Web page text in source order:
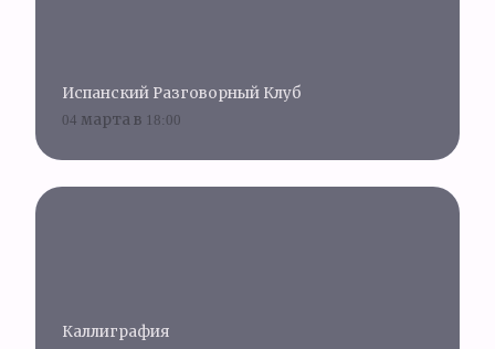
Испанский Разговорный Клуб
04 марта в 18:00
Каллиграфия